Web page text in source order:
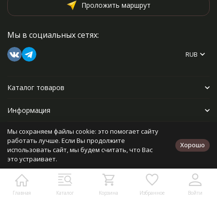
Главная Каталог Корзина Избранное Войти
Проложить маршрут
Мы в социальных сетях:
RUB
Каталог товаров
Информация
Прочее
Политика персональных данных
Разработано в
bodysite.ru
Мы сохраняем файлы cookie: это помогает сайту
работать лучше. Если Вы продолжите
использовать сайт, мы будем считать, что Вас
это устраивает.
Хорошо